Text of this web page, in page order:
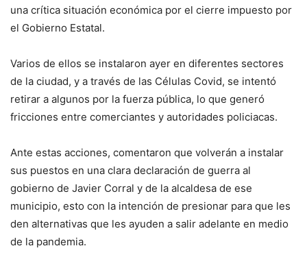
una crítica situación económica por el cierre impuesto por
el Gobierno Estatal.
Varios de ellos se instalaron ayer en diferentes sectores
de la ciudad, y a través de las Células Covid, se intentó
retirar a algunos por la fuerza pública, lo que generó
fricciones entre comerciantes y autoridades policiacas.
Ante estas acciones, comentaron que volverán a instalar
sus puestos en una clara declaración de guerra al
gobierno de Javier Corral y de la alcaldesa de ese
municipio, esto con la intención de presionar para que les
den alternativas que les ayuden a salir adelante en medio
de la pandemia.